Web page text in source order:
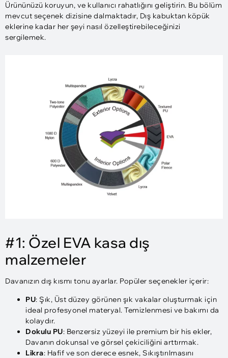
Ürününüzü koruyun, ve kullanıcı rahatlığını geliştirin. Bu bölüm
mevcut seçenek dizisine dalmaktadır, Dış kabuktan köpük
eklerine kadar her şeyi nasıl özelleştirebileceğinizi
sergilemek.
#1: Özel EVA kasa dış
malzemeler
Davanızın dış kısmı tonu ayarlar. Popüler seçenekler içerir:
PU: Şık, Üst düzey görünen şık vakalar oluşturmak için
ideal profesyonel materyal. Temizlenmesi ve bakımı da
kolaydır.
Dokulu PU: Benzersiz yüzeyi ile premium bir his ekler,
Davanın dokunsal ve görsel çekiciliğini arttırmak.
Likra: Hafif ve son derece esnek, Sıkıştırılmasını